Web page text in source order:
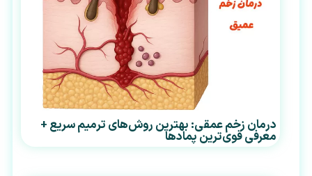
درمان زخم عمقی: بهترین روش‌های ترمیم سریع +
معرفی قوی‌ترین پمادها